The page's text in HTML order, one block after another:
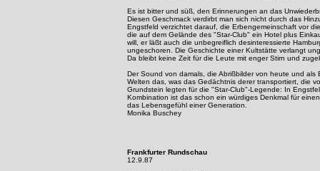
Es ist bitter und süß, den Erinnerungen an das
Diesen Geschmack verdirbt man sich nicht durch das
Engstfeld verzichtet darauf, die Erbengemeinschaft vor
die auf dem Gelände des "Star-Club" ein Hotel plus
will, er läßt auch die unbegreiflich desinteressierte
ungeschoren. Die Geschichte einer Kultstätte verlangt
Da bleibt keine Zeit für die Leute mit enger Stirn und
Der Sound von damals, die Abrißbilder von heute und als
Welten das, was das Gedächtnis derer transportiert, die
Grundstein legten für die "Star-Club"-Legende: In
Kombination ist das schon ein würdiges Denkmal für
das Lebensgefühl einer Generation.
Monika Buschey
Frankfurter Rundschau
12.9.87